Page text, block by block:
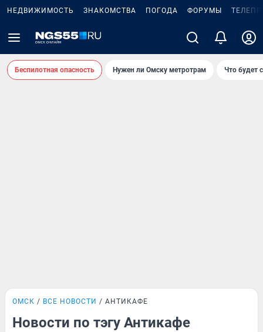
НЕДВИЖИМОСТЬ ЗНАКОМСТВА ПОГОДА ФОРУМЫ
Беспилотная опасность Нужен ли Омску метротрам Что будет
ОМСК ВСЕ НОВОСТИ АНТИКАФЕ
Новости по тэгу Антикафе